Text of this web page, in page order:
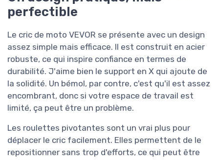
perfectible
Le cric de moto VEVOR se présente avec un design
assez simple mais efficace. Il est construit en acier
robuste, ce qui inspire confiance en termes de
durabilité. J'aime bien le support en X qui ajoute de
la solidité. Un bémol, par contre, c'est qu'il est assez
encombrant, donc si votre espace de travail est
limité, ça peut être un problème.
Les roulettes pivotantes sont un vrai plus pour
déplacer le cric facilement. Elles permettent de le
repositionner sans trop d'efforts, ce qui peut être